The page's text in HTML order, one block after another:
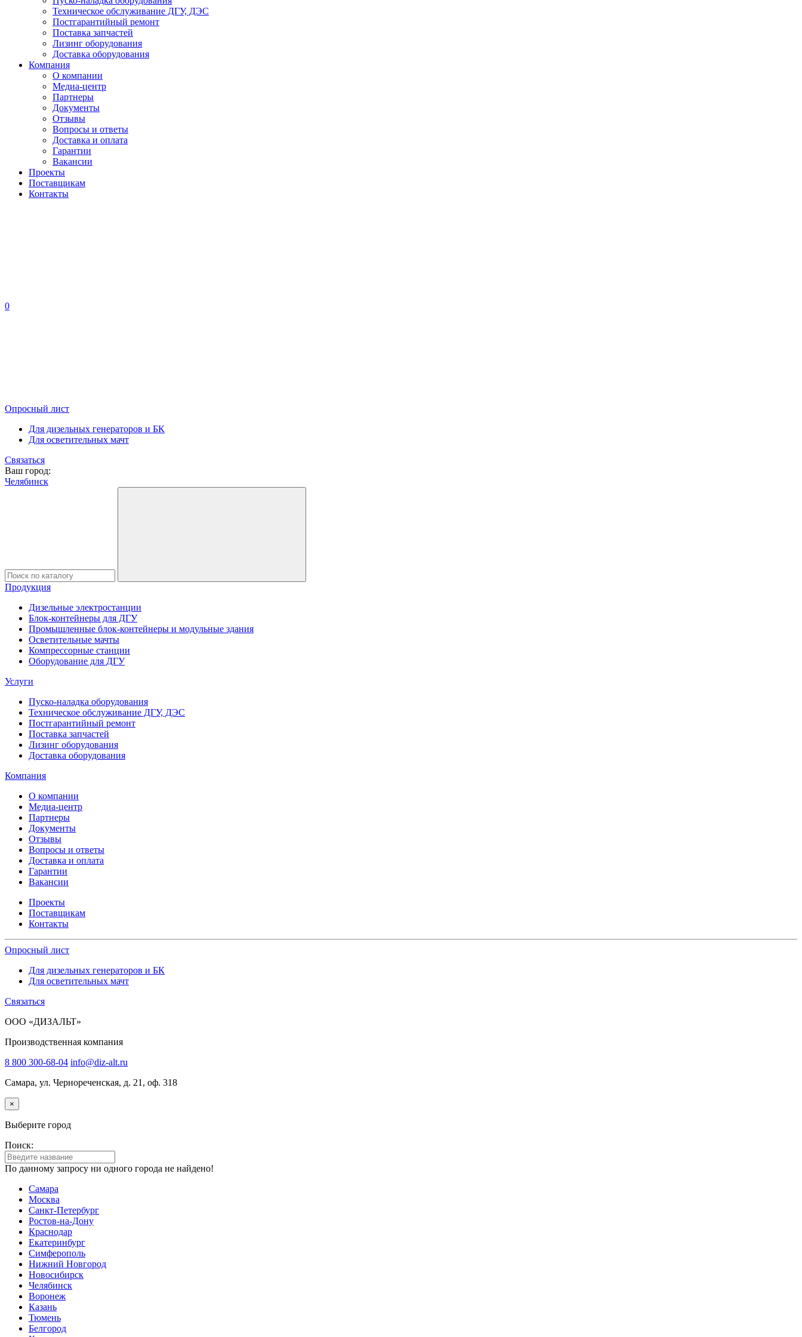
Техническое обслуживание ДГУ, ДЭС
Постгарантийный ремонт
Поставка запчастей
Лизинг оборудования
Доставка оборудования
Компания
О компании
Медиа-центр
Партнеры
Документы
Отзывы
Вопросы и ответы
Доставка и оплата
Гарантии
Вакансии
Проекты
Поставщикам
Контакты
0
Опросный лист
Для дизельных генераторов и БК
Для осветительных мачт
Связаться
Ваш город:
Челябинск
Продукция
Дизельные электростанции
Блок-контейнеры для ДГУ
Промышленные блок-контейнеры и модульные здания
Осветительные мачты
Компрессорные станции
Оборудование для ДГУ
Услуги
Пуско-наладка оборудования
Техническое обслуживание ДГУ, ДЭС
Постгарантийный ремонт
Поставка запчастей
Лизинг оборудования
Доставка оборудования
Компания
О компании
Медиа-центр
Партнеры
Документы
Отзывы
Вопросы и ответы
Доставка и оплата
Гарантии
Вакансии
Проекты
Поставщикам
Контакты
Опросный лист
Для дизельных генераторов и БК
Для осветительных мачт
Связаться
ООО «ДИЗАЛЬТ»
Производственная компания
8 800 300-68-04 info@diz-alt.ru
Самара, ул. Чернореченская, д. 21, оф. 318
×
Выберите город
Поиск:
По данному запросу ни одного города не найдено!
Самара
Москва
Санкт-Петербург
Ростов-на-Дону
Краснодар
Екатеринбург
Симферополь
Нижний Новгород
Новосибирск
Челябинск
Воронеж
Казань
Тюмень
Белгород